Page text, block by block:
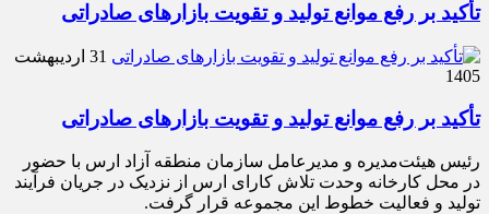
تأکید بر رفع موانع تولید و تقویت بازارهای صادراتی
31 اردیبهشت
1405
تأکید بر رفع موانع تولید و تقویت بازارهای صادراتی
رئیس هیئت‌مدیره و مدیرعامل سازمان منطقه آزاد ارس با حضور
در محل کارخانه وحدت تلاش کارای ارس از نزدیک در جریان فرآیند
تولید و فعالیت خطوط این مجموعه قرار گرفت.